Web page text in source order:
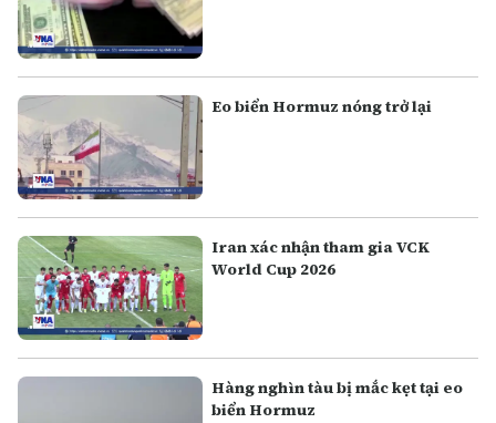
Eo biển Hormuz nóng trở lại
Iran xác nhận tham gia VCK
World Cup 2026
Hàng nghìn tàu bị mắc kẹt tại eo
biển Hormuz